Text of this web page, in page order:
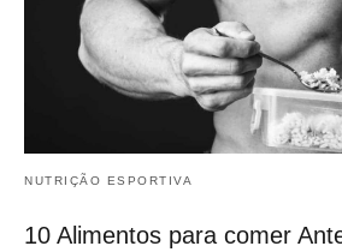
NUTRIÇÃO ESPORTIVA
10 Alimentos para comer